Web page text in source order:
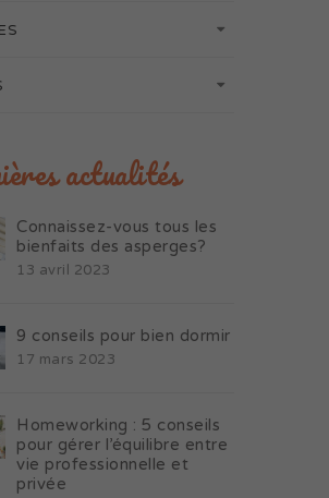
actualités
Connaissez-vous tous les
bienfaits des asperges?
13 avril 2023
9 conseils pour bien dormir
17 mars 2023
Homeworking : 5 conseils
pour gérer l’équilibre entre
vie professionnelle et
privée